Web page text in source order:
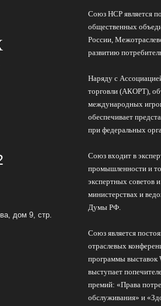
дом 9, стр.
Союз НСР является
общественных
России,
развитию
Наряду с
торговли (АКОРТ),
международных
обеспечивает
при федеральных
Союз входит в
промышленности и
экспертных советов
министерствах и
Думы РФ.
Союз является
отраслевых
программы
выступает
премий: «Права
обслуживания» и